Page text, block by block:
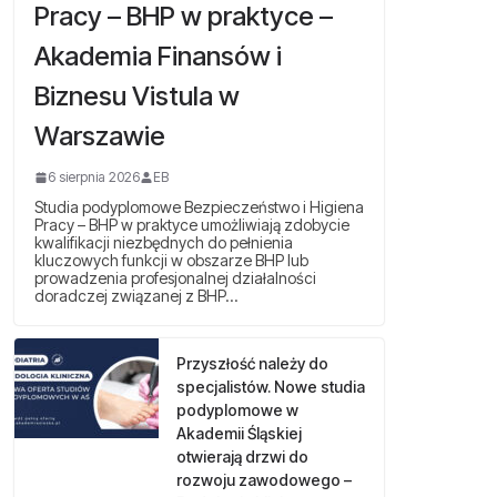
Pracy – BHP w praktyce –
Akademia Finansów i
Biznesu Vistula w
Warszawie
6 sierpnia 2026 EB
Studia podyplomowe Bezpieczeństwo i Higiena
Pracy – BHP w praktyce umożliwiają zdobycie
kwalifikacji niezbędnych do pełnienia
kluczowych funkcji w obszarze BHP lub
prowadzenia profesjonalnej działalności
doradczej związanej z BHP…
Przyszłość należy do
specjalistów. Nowe studia
podyplomowe w
Akademii Śląskiej
otwierają drzwi do
rozwoju zawodowego –